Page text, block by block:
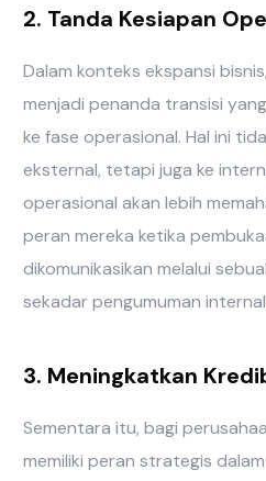
2. Tanda Kesiapan
Dalam konteks ekspansi
menjadi penanda transisi
ke fase operasional. Hal ini
eksternal, tetapi juga ke
operasional akan lebih
peran mereka ketika
dikomunikasikan melalui
sekadar pengumuman
3. Meningkatkan
Sementara itu, bagi
memiliki peran strategis